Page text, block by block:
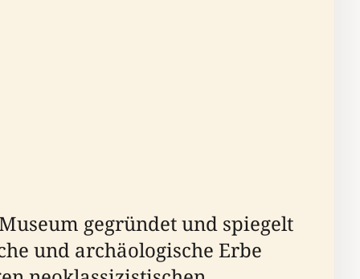
gegründet und spiegelt
und archäologische Erbe